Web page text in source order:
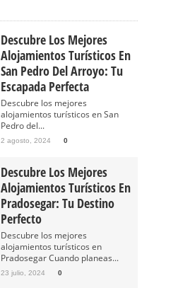
Descubre Los Mejores
Alojamientos Turísticos En
San Pedro Del Arroyo: Tu
Escapada Perfecta
Descubre los mejores
alojamientos turísticos en San
Pedro del...
2 agosto, 2024 0
Descubre Los Mejores
Alojamientos Turísticos En
Pradosegar: Tu Destino
Perfecto
Descubre los mejores
alojamientos turísticos en
Pradosegar Cuando planeas...
23 julio, 2024 0